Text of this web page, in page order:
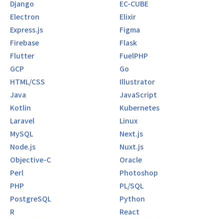
Django
EC-CUBE
Electron
Elixir
Express.js
Figma
Firebase
Flask
Flutter
FuelPHP
GCP
Go
HTML/CSS
Illustrator
Java
JavaScript
Kotlin
Kubernetes
Laravel
Linux
MySQL
Next.js
Node.js
Nuxt.js
Objective-C
Oracle
Perl
Photoshop
PHP
PL/SQL
PostgreSQL
Python
R
React